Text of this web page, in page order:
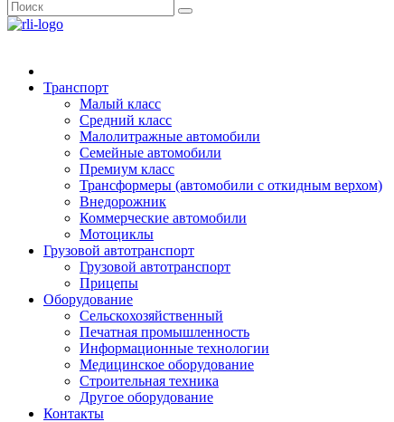
Транспорт
Малый класс
Средний класс
Малолитражные автомобили
Семейные автомобили
Премиум класс
Трансформеры (автомобили с откидным верхом)
Внедорожник
Коммерческие автомобили
Мотоциклы
Грузовой автотранспорт
Грузовой автотранспорт
Прицепы
Оборудование
Сельскохозяйственный
Печатная промышленность
Информационные технологии
Медицинское оборудование
Строительная техника
Другое оборудование
Контакты